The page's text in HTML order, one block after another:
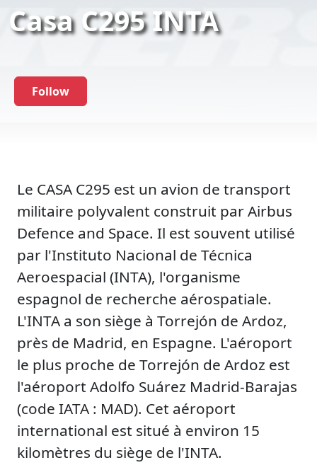
Casa C295 INTA
Follow
Le CASA C295 est un avion de transport
militaire polyvalent construit par Airbus
Defence and Space. Il est souvent utilisé
par l'Instituto Nacional de Técnica
Aeroespacial (INTA), l'organisme
espagnol de recherche aérospatiale.
L'INTA a son siège à Torrejón de Ardoz,
près de Madrid, en Espagne. L'aéroport
le plus proche de Torrejón de Ardoz est
l'aéroport Adolfo Suárez Madrid-Barajas
(code IATA : MAD). Cet aéroport
international est situé à environ 15
kilomètres du siège de l'INTA.